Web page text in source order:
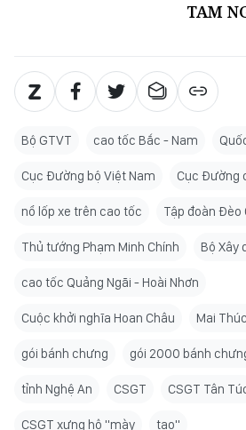
TAM
Bộ GTVT cao tốc Bắc - Nam
Cục Đường bộ Việt Nam Cục Đường
nổ lốp xe trên cao tốc Tập đoàn Đèo
Thủ tướng Phạm Minh Chính Bộ Xây
cao tốc Quảng Ngãi - Hoài Nhơn
Cuộc khởi nghĩa Hoan Châu Mai
gói bánh chưng gói 2000 bánh
tỉnh Nghệ An CSGT CSGT Tân
CSGT xưng hô "mày tao"